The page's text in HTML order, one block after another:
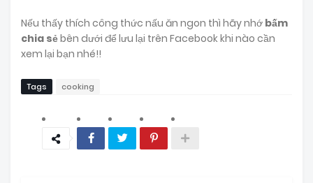
Nếu thấy thích công thức nấu ăn ngon thì hãy nhớ bấm
chia sẻbên dưới để lưu lại trên Facebook khi nào cần
xem lại bạn nhé!!
Tags cooking